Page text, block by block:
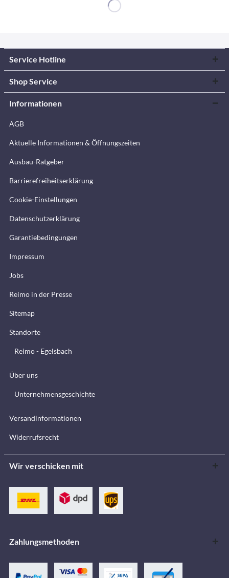
Service Hotline
Shop Service
Informationen
AGB
Aktuelle Informationen & Öffnungszeiten
Ausbau-Ratgeber
Barrierefreiheitserklärung
Cookie-Einstellungen
Datenschutzerklärung
Garantiebedingungen
Impressum
Jobs
Reimo in der Presse
Sitemap
Standorte
Reimo - Egelsbach
Über uns
Unternehmensgeschichte
Versandinformationen
Widerrufsrecht
Wir verschicken mit
Zahlungsmethoden